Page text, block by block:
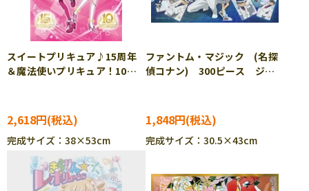
スイートプリキュア♪15周年
＆魔法使いプリキュア！10周
500-798
2,618円
完成サイズ：38×53cm
ファントム・マジック (名探
偵コナン) 300ピース ジグ
1,848円
完成サイズ：30.5×43cm